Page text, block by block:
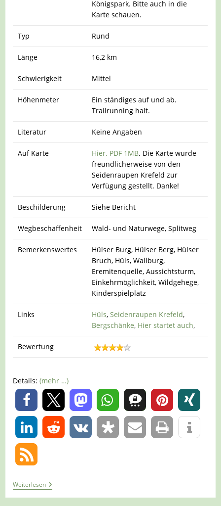
Königspark. Bitte auch in die
Karte schauen.
Typ Rund
Länge 16,2 km
Schwierigkeit Mittel
Höhenmeter
Ein ständiges auf und ab.
Trailrunning halt.
Literatur Keine Angaben
Auf Karte Hier. PDF 1MB. Die Karte wurde
freundlicherweise von den
Seidenraupen Krefeld zur
Verfügung gestellt. Danke!
Beschilderung Siehe Bericht
Wegbeschaffenheit Wald- und Naturwege, Splitweg
Bemerkenswertes
Hülser Burg, Hülser Berg, Hülser
Bruch, Hüls, Wallburg,
Eremitenquelle, Aussichtsturm,
Einkehrmöglichkeit, Wildgehege,
Kinderspielplatz
Links Hüls,Seidenraupen Krefeld,
Bergschänke, Hier startet auch,
Bewertung
Details:(mehr …)
0
0
WeiterlesenTour
1085
–